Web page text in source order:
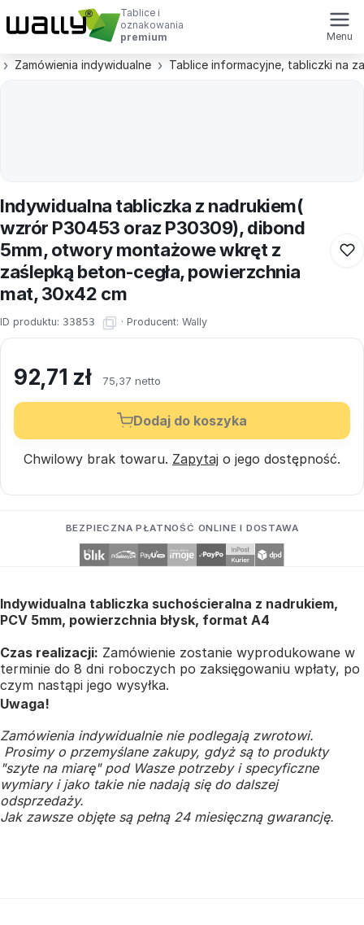
Tablice i
oznakowania
premium
Menu
Zamówienia indywidualne Tablice informacyjne, tabliczki na
Indywidualna tabliczka z nadrukiem(
wzrór P30453 oraz P30309), dibond
5mm, otwory montażowe wkręt z
zaślepką beton-cegła, powierzchnia
mat, 30x42 cm
ID produktu: 33853 · Producent: Wally
92,71 zł 75,37 netto
Dodaj do koszyka
Chwilowy brak towaru. Zapytaj o jego dostępność.
BEZPIECZNA PŁATNOŚĆ ONLINE I DOSTAWA
Indywidualna tabliczka suchościeralna z nadrukiem,
PCV 5mm, powierzchnia błysk, format A4
Czas realizacji: Zamówienie zostanie wyprodukowane w
terminie do 8 dni roboczych po zaksięgowaniu wpłaty, po
czym nastąpi jego wysyłka.
Uwaga!
Zamówienia indywidualnie nie podlegają zwrotowi.
Prosimy o przemyślane zakupy, gdyż są to produkty
"szyte na miarę" pod Wasze potrzeby i specyficzne
wymiary i jako takie nie nadają się do dalszej
odsprzedaży.
Jak zawsze objęte są pełną 24 miesięczną gwarancję.